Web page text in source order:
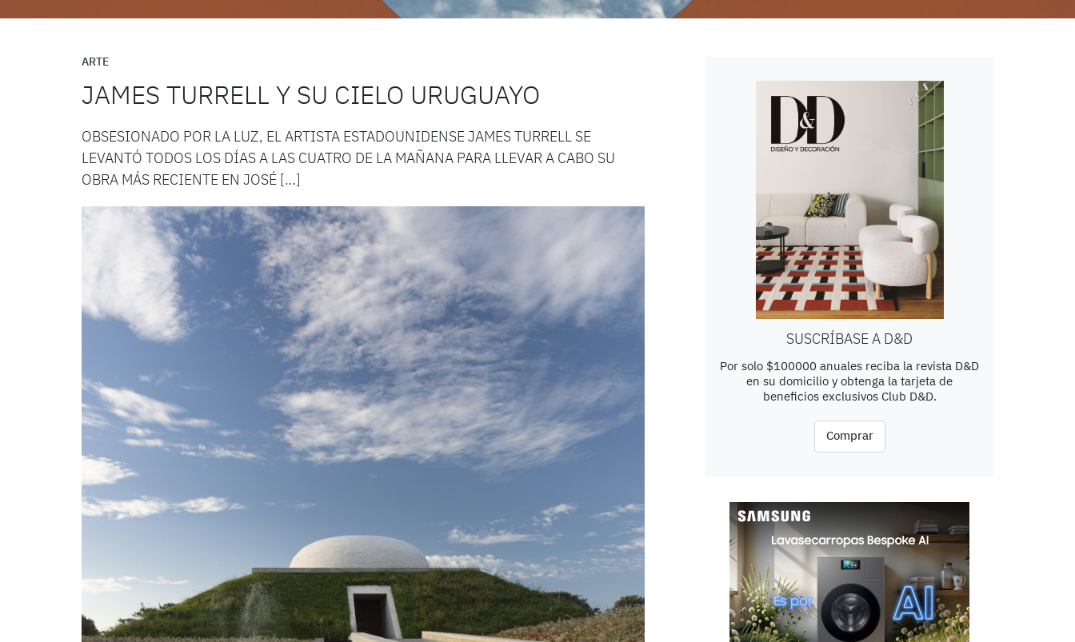
ARTE
JAMES TURRELL Y SU CIELO URUGUAYO
OBSESIONADO POR LA LUZ, EL ARTISTA ESTADOUNIDENSE JAMES TURRELL SE
LEVANTÓ TODOS LOS DÍAS A LAS CUATRO DE LA MAÑANA PARA LLEVAR A CABO SU
OBRA MÁS RECIENTE EN JOSÉ […]
SUSCRÍBASE A D&D
Por solo $100000 anuales reciba la revista D&D
en su domicilio y obtenga la tarjeta de
beneficios exclusivos Club D&D.
Comprar